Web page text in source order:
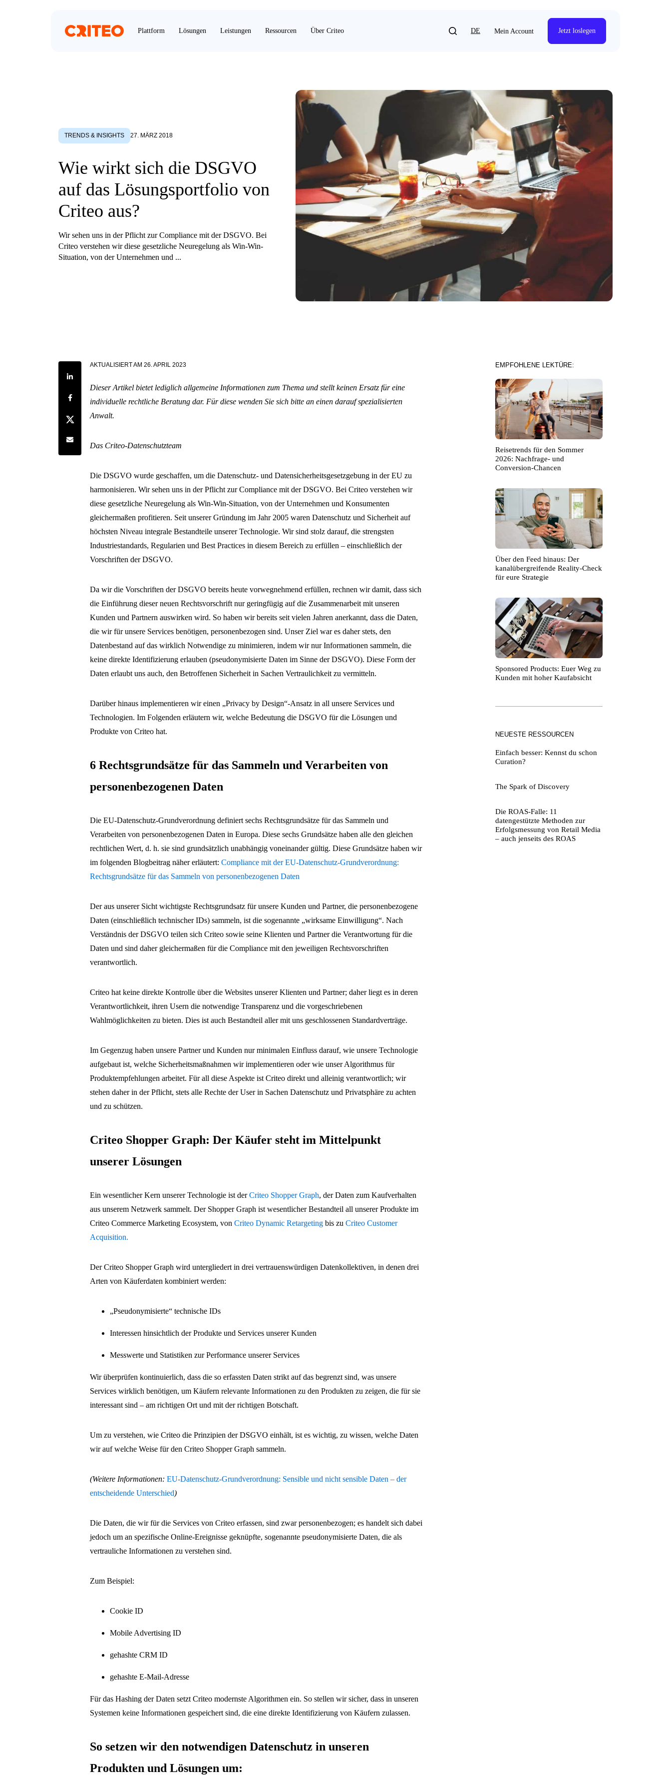
Plattform Lösungen Leistungen Ressourcen Über Criteo DE Mein Account Jetzt loslegen
TRENDS & INSIGHTS 27. MÄRZ 2018
Wie wirkt sich die DSGVO
auf das Lösungsportfolio von
Criteo aus?
Wir sehen uns in der Pflicht zur Compliance mit der DSGVO. Bei
Criteo verstehen wir diese gesetzliche Neuregelung als Win-Win-
Situation, von der Unternehmen und ...
Share on LinkedIn
Share on Facebook
Share on Twitter
Share by e-mail
AKTUALISIERT AM 26. APRIL 2023
Dieser Artikel bietet lediglich allgemeine Informationen zum Thema und stellt keinen Ersatz für eine
individuelle rechtliche Beratung dar. Für diese wenden Sie sich bitte an einen darauf spezialisierten
Anwalt.
Das Criteo-Datenschutzteam
Die DSGVO wurde geschaffen, um die Datenschutz- und Datensicherheitsgesetzgebung in der EU zu
harmonisieren. Wir sehen uns in der Pflicht zur Compliance mit der DSGVO. Bei Criteo verstehen wir
diese gesetzliche Neuregelung als Win-Win-Situation, von der Unternehmen und Konsumenten
gleichermaßen profitieren. Seit unserer Gründung im Jahr 2005 waren Datenschutz und Sicherheit auf
höchsten Niveau integrale Bestandteile unserer Technologie. Wir sind stolz darauf, die strengsten
Industriestandards, Regularien und Best Practices in diesem Bereich zu erfüllen – einschließlich der
Vorschriften der DSGVO.
Da wir die Vorschriften der DSGVO bereits heute vorwegnehmend erfüllen, rechnen wir damit, dass sich
die Einführung dieser neuen Rechtsvorschrift nur geringfügig auf die Zusammenarbeit mit unseren
Kunden und Partnern auswirken wird. So haben wir bereits seit vielen Jahren anerkannt, dass die Daten,
die wir für unsere Services benötigen, personenbezogen sind. Unser Ziel war es daher stets, den
Datenbestand auf das wirklich Notwendige zu minimieren, indem wir nur Informationen sammeln, die
keine direkte Identifizierung erlauben (pseudonymisierte Daten im Sinne der DSGVO). Diese Form der
Daten erlaubt uns auch, den Betroffenen Sicherheit in Sachen Vertraulichkeit zu vermitteln.
Darüber hinaus implementieren wir einen „Privacy by Design“-Ansatz in all unsere Services und
Technologien. Im Folgenden erläutern wir, welche Bedeutung die DSGVO für die Lösungen und
Produkte von Criteo hat.
6 Rechtsgrundsätze für das Sammeln und Verarbeiten von
personenbezogenen Daten
Die EU-Datenschutz-Grundverordnung definiert sechs Rechtsgrundsätze für das Sammeln und
Verarbeiten von personenbezogenen Daten in Europa. Diese sechs Grundsätze haben alle den gleichen
rechtlichen Wert, d. h. sie sind grundsätzlich unabhängig voneinander gültig. Diese Grundsätze haben wir
im folgenden Blogbeitrag näher erläutert:Compliance mit der EU-Datenschutz-Grundverordnung:
Rechtsgrundsätze für das Sammeln von personenbezogenen Daten
Der aus unserer Sicht wichtigste Rechtsgrundsatz für unsere Kunden und Partner, die personenbezogene
Daten (einschließlich technischer IDs) sammeln, ist die sogenannte „wirksame Einwilligung“. Nach
Verständnis der DSGVO teilen sich Criteo sowie seine Klienten und Partner die Verantwortung für die
Daten und sind daher gleichermaßen für die Compliance mit den jeweiligen Rechtsvorschriften
verantwortlich.
Criteo hat keine direkte Kontrolle über die Websites unserer Klienten und Partner; daher liegt es in deren
Verantwortlichkeit, ihren Usern die notwendige Transparenz und die vorgeschriebenen
Wahlmöglichkeiten zu bieten. Dies ist auch Bestandteil aller mit uns geschlossenen Standardverträge.
Im Gegenzug haben unsere Partner und Kunden nur minimalen Einfluss darauf, wie unsere Technologie
aufgebaut ist, welche Sicherheitsmaßnahmen wir implementieren oder wie unser Algorithmus für
Produktempfehlungen arbeitet. Für all diese Aspekte ist Criteo direkt und alleinig verantwortlich; wir
stehen daher in der Pflicht, stets alle Rechte der User in Sachen Datenschutz und Privatsphäre zu achten
und zu schützen.
Criteo Shopper Graph: Der Käufer steht im Mittelpunkt
unserer Lösungen
Ein wesentlicher Kern unserer Technologie ist derCriteo Shopper Graph, der Daten zum Kaufverhalten
aus unserem Netzwerk sammelt. Der Shopper Graph ist wesentlicher Bestandteil all unserer Produkte im
Criteo Commerce Marketing Ecosystem, vonCriteo Dynamic Retargeting bis zuCriteo Customer
Acquisition.
Der Criteo Shopper Graph wird untergliedert in drei vertrauenswürdigen Datenkollektiven, in denen drei
Arten von Käuferdaten kombiniert werden:
„Pseudonymisierte“ technische IDs
Interessen hinsichtlich der Produkte und Services unserer Kunden
Messwerte und Statistiken zur Performance unserer Services
Wir überprüfen kontinuierlich, dass die so erfassten Daten strikt auf das begrenzt sind, was unsere
Services wirklich benötigen, um Käufern relevante Informationen zu den Produkten zu zeigen, die für sie
interessant sind – am richtigen Ort und mit der richtigen Botschaft.
Um zu verstehen, wie Criteo die Prinzipien der DSGVO einhält, ist es wichtig, zu wissen, welche Daten
wir auf welche Weise für den Criteo Shopper Graph sammeln.
(Weitere Informationen:EU-Datenschutz-Grundverordnung: Sensible und nicht sensible Daten – der
entscheidende Unterschied)
Die Daten, die wir für die Services von Criteo erfassen, sind zwar personenbezogen; es handelt sich dabei
jedoch um an spezifische Online-Ereignisse geknüpfte, sogenannte pseudonymisierte Daten, die als
vertrauliche Informationen zu verstehen sind.
Zum Beispiel:
Cookie ID
Mobile Advertising ID
gehashte CRM ID
gehashte E-Mail-Adresse
Für das Hashing der Daten setzt Criteo modernste Algorithmen ein. So stellen wir sicher, dass in unseren
Systemen keine Informationen gespeichert sind, die eine direkte Identifizierung von Käufern zulassen.
So setzen wir den notwendigen Datenschutz in unseren
Produkten und Lösungen um:
EMPFOHLENE LEKTÜRE:
Reisetrends für den Sommer
2026: Nachfrage- und
Conversion-Chancen
Über den Feed hinaus: Der
kanalübergreifende Reality-Check
für eure Strategie
Sponsored Products: Euer Weg zu
Kunden mit hoher Kaufabsicht
NEUESTE RESSOURCEN
Einfach besser: Kennst du schon
Curation?
The Spark of Discovery
Die ROAS-Falle: 11
datengestützte Methoden zur
Erfolgsmessung von Retail Media
– auch jenseits des ROAS